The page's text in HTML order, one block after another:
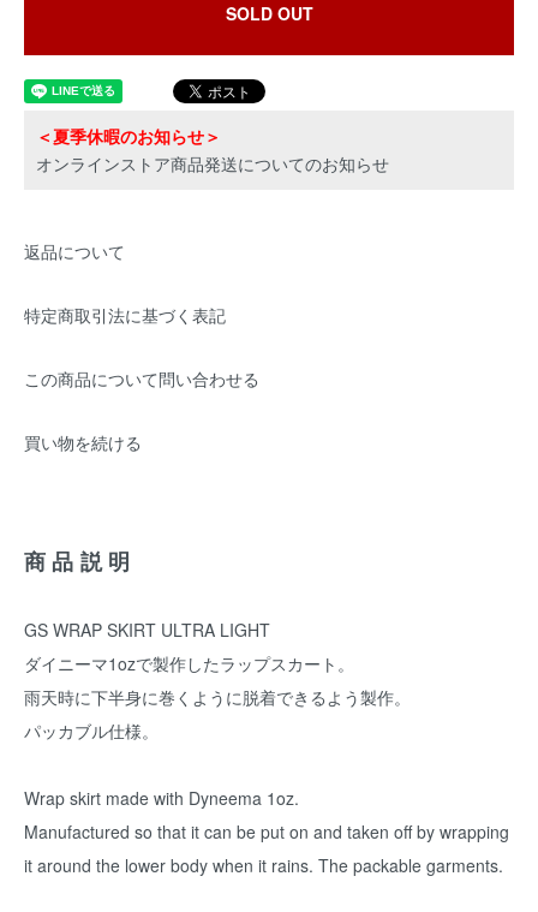
SOLD OUT
＜夏季休暇のお知らせ＞
オンラインストア商品発送についてのお知らせ
返品について
特定商取引法に基づく表記
この商品について問い合わせる
買い物を続ける
商品説明
GS WRAP SKIRT ULTRA LIGHT
ダイニーマ1ozで製作したラップスカート。
雨天時に下半身に巻くように脱着できるよう製作。
パッカブル仕様。
Wrap skirt made with Dyneema 1oz.
Manufactured so that it can be put on and taken off by wrapping
it around the lower body when it rains. The packable garments.